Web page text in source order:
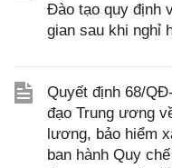
Đào tạo quy định
gian sau khi nghỉ
Quyết định 68/
đạo Trung ương
lương, bảo hiểm
ban hành Quy